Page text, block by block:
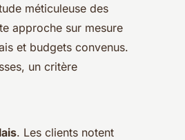
méticuleuse des
approche sur mesure
et budgets convenus.
un critère
. Les clients notent